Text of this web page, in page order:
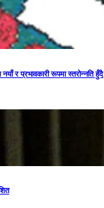
र प्रभावकारी रूपमा स्तरोन्नति हुँदै